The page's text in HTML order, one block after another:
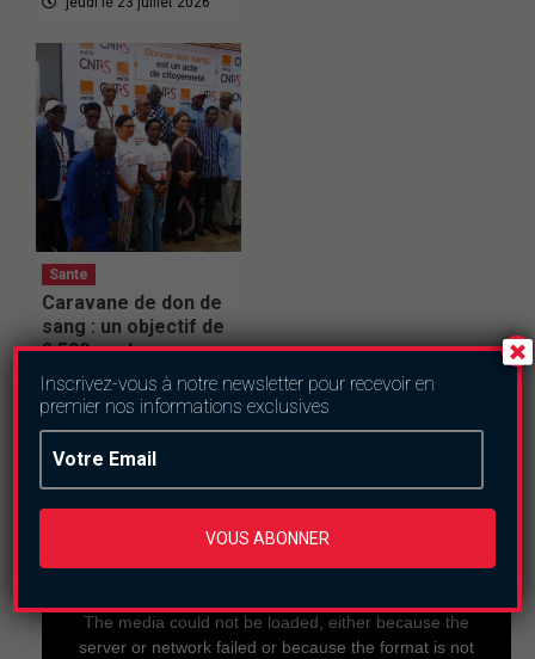
Sante
Caravane de don de
sang : un objectif de
2 500 poches en
deux mois
lundi le 20 juillet 2026
a
The media could not be loaded, either because the
server or network failed or because the format is not
Inscrivez-vous à notre newsletter pour recevoir en
premier nos informations exclusives
VOUS ABONNER